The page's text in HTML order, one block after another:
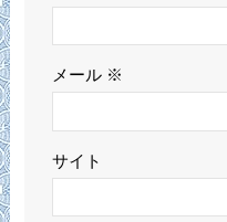
メール ※
サイト